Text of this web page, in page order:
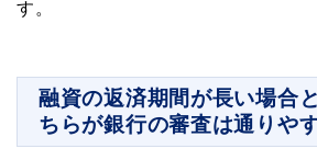
す。
融資の返済期間が長い場合
ちらが銀行の審査は通りや